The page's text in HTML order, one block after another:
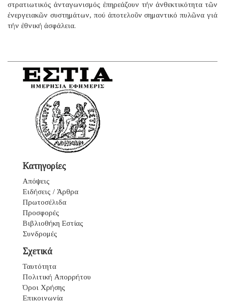
στρατιωτικός ἀνταγωνισμός ἐπηρεάζουν τήν ἀνθεκτικότητα τῶν
ἐνεργειακῶν συστημάτων, πού ἀποτελοῦν σημαντικό πυλῶνα γιά
τήν ἐθνική ἀσφάλεια.
Κατηγορίες
Απόψεις
Ειδήσεις / Άρθρα
Πρωτοσέλιδα
Προσφορές
Βιβλιοθήκη Εστίας
Συνδρομές
Σχετικά
Ταυτότητα
Πολιτική Απορρήτου
Όροι Χρήσης
Επικοινωνία